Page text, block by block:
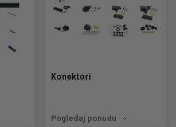
Konektori
Pogledaj ponudu